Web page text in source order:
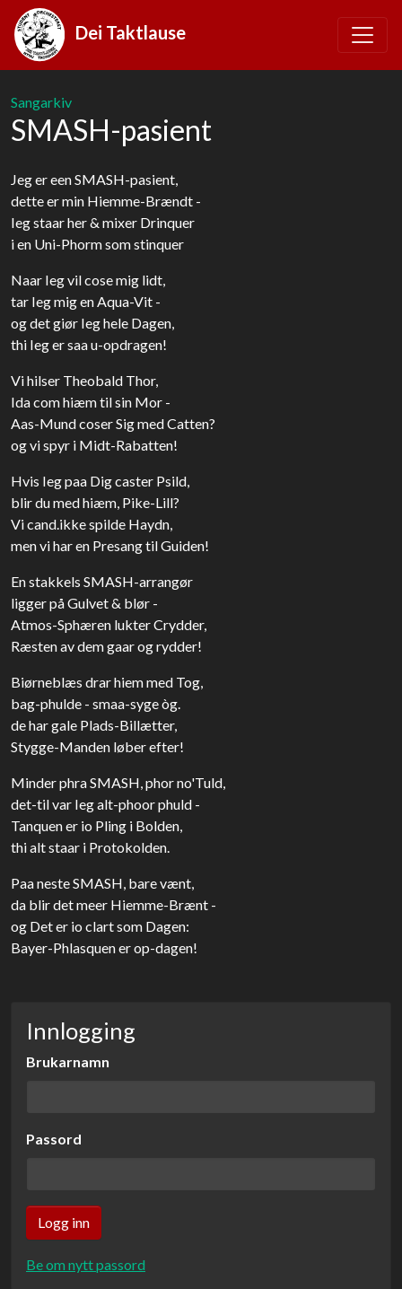
Dei Taktlause
Sangarkiv
SMASH-pasient
Jeg er een SMASH-pasient,
dette er min Hiemme-Brændt -
Ieg staar her & mixer Drinquer
i en Uni-Phorm som stinquer
Naar Ieg vil cose mig lidt,
tar Ieg mig en Aqua-Vit -
og det giør Ieg hele Dagen,
thi Ieg er saa u-opdragen!
Vi hilser Theobald Thor,
Ida com hiæm til sin Mor -
Aas-Mund coser Sig med Catten?
og vi spyr i Midt-Rabatten!
Hvis Ieg paa Dig caster Psild,
blir du med hiæm, Pike-Lill?
Vi cand.ikke spilde Haydn,
men vi har en Presang til Guiden!
En stakkels SMASH-arrangør
ligger på Gulvet & blør -
Atmos-Sphæren lukter Crydder,
Ræsten av dem gaar og rydder!
Biørneblæs drar hiem med Tog,
bag-phulde - smaa-syge òg.
de har gale Plads-Billætter,
Stygge-Manden løber efter!
Minder phra SMASH, phor no'Tuld,
det-til var Ieg alt-phoor phuld -
Tanquen er io Pling i Bolden,
thi alt staar i Protokolden.
Paa neste SMASH, bare vænt,
da blir det meer Hiemme-Brænt -
og Det er io clart som Dagen:
Bayer-Phlasquen er op-dagen!
Innlogging
Brukarnamn
Passord
Be om nytt passord